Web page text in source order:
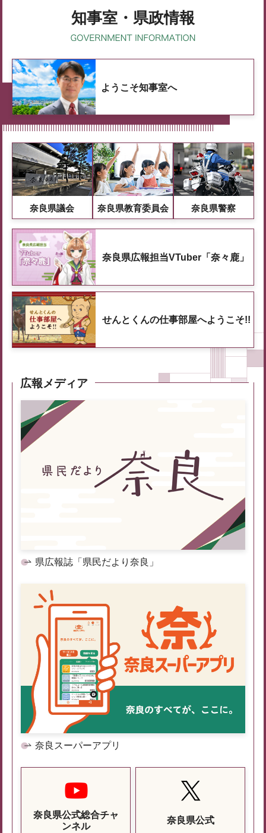
知事室・県政情報
ようこそ知事室へ
奈良県議会 奈良県教育委員会 奈良県警察
奈良県広報担当VTuber「奈々鹿」
せんとくんの仕事部屋へようこそ!!
広報メディア
県広報誌「県民だより奈良」
奈良スーパーアプリ
奈良県公式総合チャ
ンネル
奈良県公式